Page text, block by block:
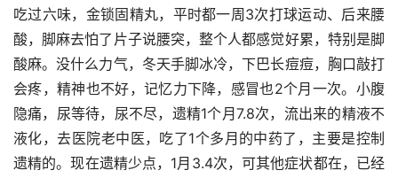
吃过六味，金锁固精丸，平时都一周3次打球运动、后来腰
酸，脚麻去怕了片子说腰突，整个人都感觉好累，特别是脚
酸麻。没什么力气，冬天手脚冰冷，下巴长痘痘，胸口敲打
会疼，精神也不好，记忆力下降，感冒也2个月一次。小腹
隐痛，尿等待，尿不尽，遗精1个月7.8次，流出来的精液不
液化，去医院老中医，吃了1个多月的中药了，主要是控制
遗精的。现在遗精少点，1月3.4次，可其他症状都在，已经